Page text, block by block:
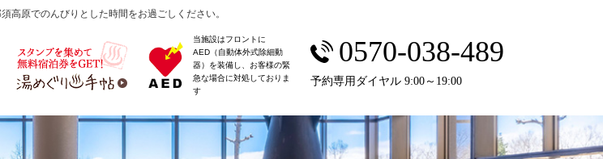
原でのんびりとした時間をお過ごしください。
当施設はフロントに
AED（自動体外式除細動
器）を装備し、お客様の緊
急な場合に対処しておりま
す
0570-038-489
予約専用ダイヤル 9:00～19:00